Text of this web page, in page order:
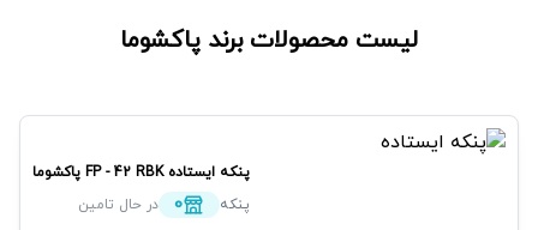
لیست محصولات برند پاکشوما
پنکه ایستاده FP - 42 RBK پاکشوما
پنکه
0 در حال تامین